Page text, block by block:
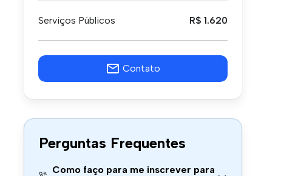
Serviços Públicos R$ 1.620
Contato
Perguntas Frequentes
Como faço para me inscrever para